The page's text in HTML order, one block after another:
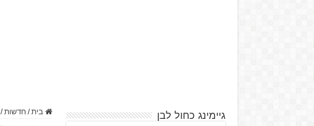
בית / חדשות / גיימינג כחול לבן